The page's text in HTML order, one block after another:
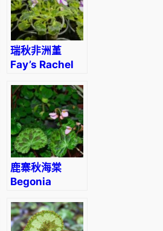
瑞秋非洲堇
Fay’s Rachel
鹿寨秋海棠
Begonia